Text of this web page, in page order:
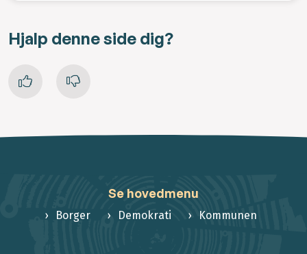
Hjalp denne side dig?
Se hovedmenu
Borger Demokrati Kommunen